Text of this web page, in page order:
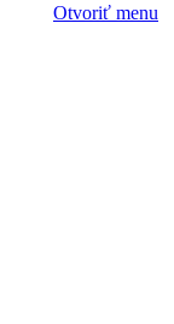
Otvoriť menu